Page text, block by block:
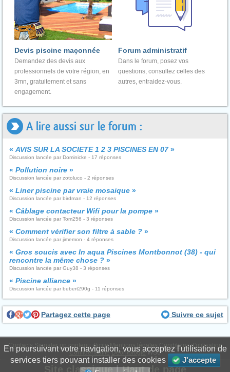
Devis piscine maçonnée
Demandez des devis aux
professionnels de votre région, en
3mn, gratuitement et sans
engagement.
Forum administratif
Dans le forum, posez vos
questions, consultez celles des
autres, entraidez-vous.
A lire aussi sur le forum :
« AVIS SUR LA SOCIETE 1 2 3 PISCINES EN 07»
Discussion lancée par Dominicke - 17 réponses
« Pollution noire »
Discussion lancée par zotoluco - 2 réponses
« Liner piscine par vraie mosaique »
Discussion lancée par birdman - 12 réponses
« Câblage contacteur Wifi pour la pompe »
Discussion lancée par Tom256 - 3 réponses
« Comment vérifier son filtre à sable ? »
Discussion lancée par jimemon - 4 réponses
« Gros soucis avec In aqua Piscines Montbonnot (38) - qui
rencontre la même chose ? »
Discussion lancée par Guy38 - 3 réponses
« Piscine alliance »
Discussion lancée par bebert290g - 11 réponses
Partagez cette page Suivre ce sujet
Contacts Signaler un contenu illicite Mentions légales Conditions d'utilisation
Confidentialité DéontologieWS6
Site classique|Haut de page
En poursuivant votre navigation, vous acceptez l'utilisation de
services tiers pouvant installer des cookies
J'accepte